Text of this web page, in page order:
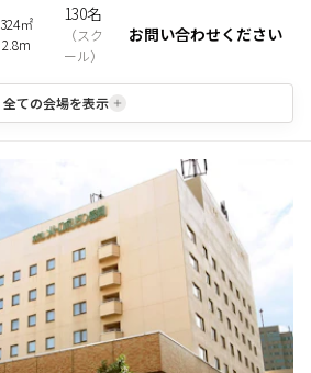
324㎡
2.8m
130名
（スク
ール）
お問い合わせください
全ての会場を表示